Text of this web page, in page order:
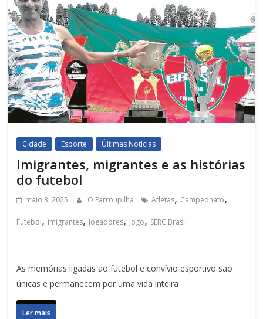
Cidade Esporte Últimas Notícias
Imigrantes, migrantes e as histórias
do futebol
maio 3, 2025 O Farroupilha Atletas, Campeonato,
Futebol, imigrantes, Jogadores, Jogo, SERC Brasil
As memórias ligadas ao futebol e convívio esportivo são
únicas e permanecem por uma vida inteira
Ler mais